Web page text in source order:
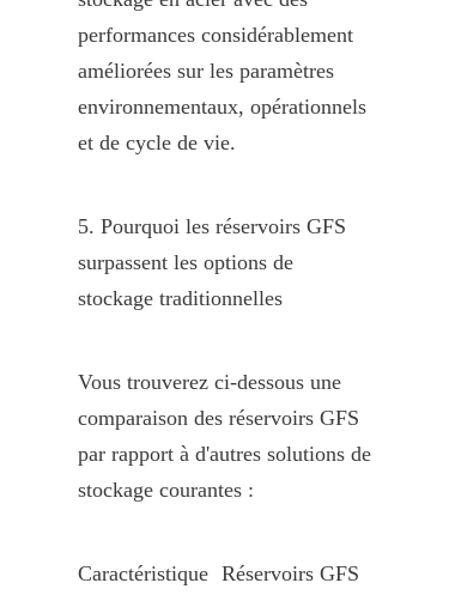
performances considérablement
améliorées sur les paramètres
environnementaux, opérationnels
et de cycle de vie.
5. Pourquoi les réservoirs GFS
surpassent les options de
stockage traditionnelles
Vous trouverez ci-dessous une
comparaison des réservoirs GFS
par rapport à d'autres solutions de
stockage courantes :
Caractéristique	Réservoirs GFS